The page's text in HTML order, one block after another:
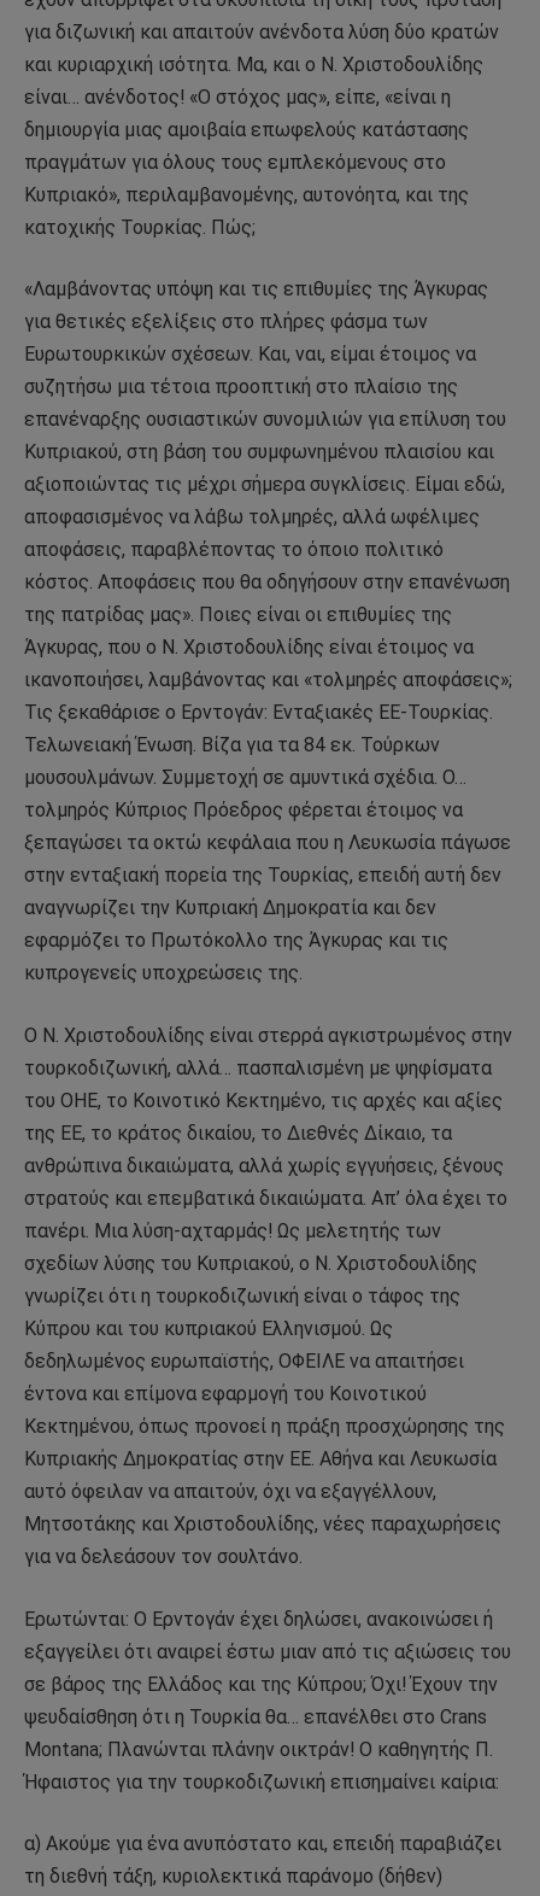
για διζωνική και απαιτούν ανένδοτα λύση δύο κρατών
και κυριαρχική ισότητα. Μα, και ο Ν. Χριστοδουλίδης
είναι… ανένδοτος! «Ο στόχος μας», είπε, «είναι η
δημιουργία μιας αμοιβαία επωφελούς κατάστασης
πραγμάτων για όλους τους εμπλεκόμενους στο
Κυπριακό», περιλαμβανομένης, αυτονόητα, και της
κατοχικής Τουρκίας. Πώς;
«Λαμβάνοντας υπόψη και τις επιθυμίες της Άγκυρας
για θετικές εξελίξεις στο πλήρες φάσμα των
Ευρωτουρκικών σχέσεων. Και, ναι, είμαι έτοιμος να
συζητήσω μια τέτοια προοπτική στο πλαίσιο της
επανέναρξης ουσιαστικών συνομιλιών για επίλυση του
Κυπριακού, στη βάση του συμφωνημένου πλαισίου και
αξιοποιώντας τις μέχρι σήμερα συγκλίσεις. Είμαι εδώ,
αποφασισμένος να λάβω τολμηρές, αλλά ωφέλιμες
αποφάσεις, παραβλέποντας το όποιο πολιτικό
κόστος. Αποφάσεις που θα οδηγήσουν στην επανένωση
της πατρίδας μας». Ποιες είναι οι επιθυμίες της
Άγκυρας, που ο Ν. Χριστοδουλίδης είναι έτοιμος να
ικανοποιήσει, λαμβάνοντας και «τολμηρές αποφάσεις»;
Τις ξεκαθάρισε ο Ερντογάν: Ενταξιακές ΕΕ-Τουρκίας.
Τελωνειακή Ένωση. Βίζα για τα 84 εκ. Τούρκων
μουσουλμάνων. Συμμετοχή σε αμυντικά σχέδια. Ο…
τολμηρός Κύπριος Πρόεδρος φέρεται έτοιμος να
ξεπαγώσει τα οκτώ κεφάλαια που η Λευκωσία πάγωσε
στην ενταξιακή πορεία της Τουρκίας, επειδή αυτή δεν
αναγνωρίζει την Κυπριακή Δημοκρατία και δεν
εφαρμόζει το Πρωτόκολλο της Άγκυρας και τις
κυπρογενείς υποχρεώσεις της.
Ο Ν. Χριστοδουλίδης είναι στερρά αγκιστρωμένος στην
τουρκοδιζωνική, αλλά… πασπαλισμένη με ψηφίσματα
του ΟΗΕ, το Κοινοτικό Κεκτημένο, τις αρχές και αξίες
της ΕΕ, το κράτος δικαίου, το Διεθνές Δίκαιο, τα
ανθρώπινα δικαιώματα, αλλά χωρίς εγγυήσεις, ξένους
στρατούς και επεμβατικά δικαιώματα. Απ’ όλα έχει το
πανέρι. Μια λύση-αχταρμάς! Ως μελετητής των
σχεδίων λύσης του Κυπριακού, ο Ν. Χριστοδουλίδης
γνωρίζει ότι η τουρκοδιζωνική είναι ο τάφος της
Κύπρου και του κυπριακού Ελληνισμού. Ως
δεδηλωμένος ευρωπαϊστής, ΟΦΕΙΛΕ να απαιτήσει
έντονα και επίμονα εφαρμογή του Κοινοτικού
Κεκτημένου, όπως προνοεί η πράξη προσχώρησης της
Κυπριακής Δημοκρατίας στην ΕΕ. Αθήνα και Λευκωσία
αυτό όφειλαν να απαιτούν, όχι να εξαγγέλλουν,
Μητσοτάκης και Χριστοδουλίδης, νέες παραχωρήσεις
για να δελεάσουν τον σουλτάνο.
Ερωτώνται: Ο Ερντογάν έχει δηλώσει, ανακοινώσει ή
εξαγγείλει ότι αναιρεί έστω μιαν από τις αξιώσεις του
σε βάρος της Ελλάδος και της Κύπρου; Όχι! Έχουν την
ψευδαίσθηση ότι η Τουρκία θα… επανέλθει στο Crans
Montana; Πλανώνται πλάνην οικτράν! Ο καθηγητής Π.
Ήφαιστος για την τουρκοδιζωνική επισημαίνει καίρια:
α) Ακούμε για ένα ανυπόστατο και, επειδή παραβιάζει
τη διεθνή τάξη, κυριολεκτικά παράνομο (δήθεν)